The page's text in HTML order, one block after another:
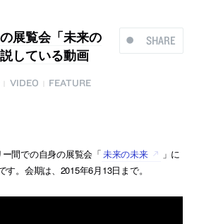
SHARE
展覧会「未来の
している動画
VIDEO
FEATURE
間での自身の展覧会「未来の未来
」に
。会期は、2015年6月13日まで。